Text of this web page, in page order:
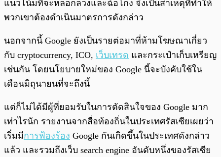
แนวโน้มที่จะหลอกลวงและฉ้อโกง จึงเป็นสาเหตุที่ทำให้
พวกเขาต้องดำเนินมาตรการดังกล่าว
นอกจากนี้ Google ยังเป็นรายต่อมาที่ห้ามโฆษณาเกี่ยว
กับ cryptocurrency, ICO, เว็บเทรด และกระเป๋าเก็บเหรียญ
เช่นกัน โดยนโยบายใหม่ของ Google นี้จะบังคับใช้ใน
เดือนมิถุนายนที่จะถึงนี้
แต่ก็ไม่ได้มีผู้ที่ยอมรับในการตัดสินใจของ Google มาก
เท่าไรนัก รายงานจากสื่อท้องถิ่นในประเทศรัสเซียเผยว่า
เริ่มมีการฟ้องร้อง Google กันเกิดขึ้นในประเทศดังกล่าว
แล้ว และรวมถึงเว็บ search engine อันดับหนึ่งของรัสเซีย